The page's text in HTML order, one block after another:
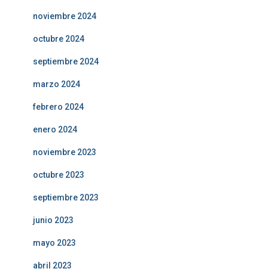
noviembre 2024
octubre 2024
septiembre 2024
marzo 2024
febrero 2024
enero 2024
noviembre 2023
octubre 2023
septiembre 2023
junio 2023
mayo 2023
abril 2023